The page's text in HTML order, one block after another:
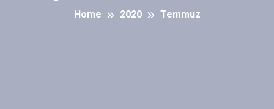
Home 2020 Temmuz